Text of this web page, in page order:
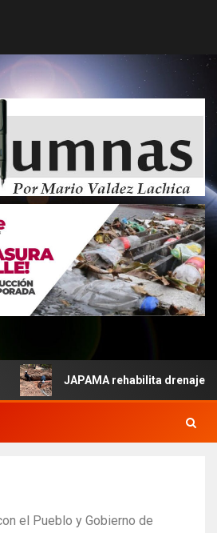
JAPAMA rehabilita drenaje
el Pueblo y Gobierno de